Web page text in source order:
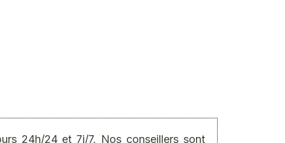
24h/24 et 7j/7. Nos conseillers sont